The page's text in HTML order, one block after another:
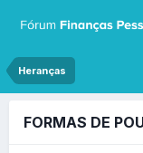
Heranças
FORMAS DE